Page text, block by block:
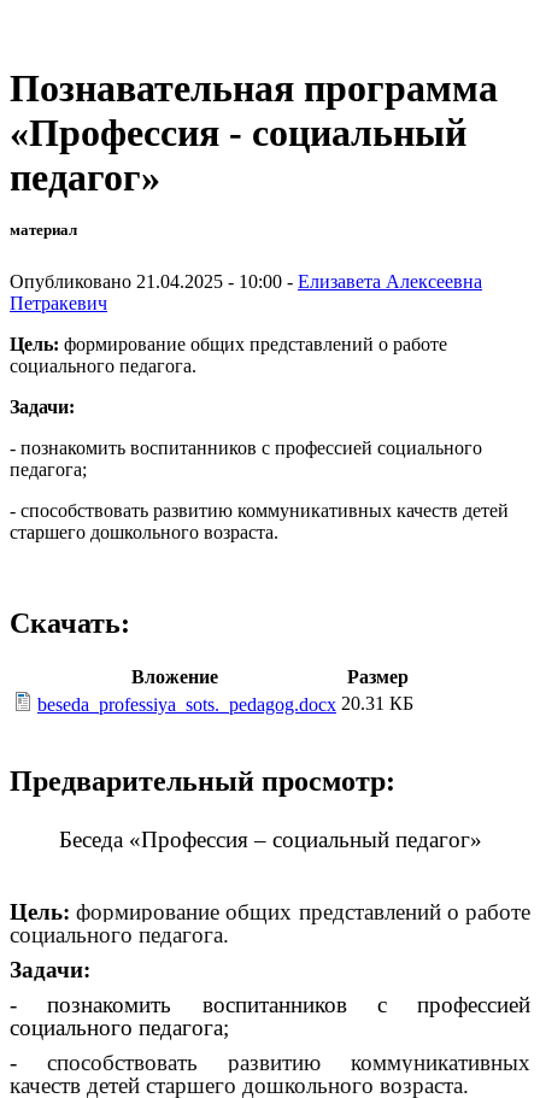
Познавательная программа
«Профессия - социальный
педагог»
материал
Опубликовано 21.04.2025 - 10:00 - Елизавета Алексеевна
Петракевич
Цель: формирование общих представлений о работе
социального педагога.
Задачи:
- познакомить воспитанников с профессией социального
педагога;
- способствовать развитию коммуникативных качеств детей
старшего дошкольного возраста.
Скачать:
Вложение
Размер
beseda_professiya_sots._pedagog.docx 20.31 КБ
Предварительный просмотр:
Беседа «Профессия – социальный педагог»
Цель: формирование общих представлений о работе
социального педагога.
Задачи:
- познакомить воспитанников с профессией
социального педагога;
- способствовать развитию коммуникативных
качеств детей старшего дошкольного возраста.